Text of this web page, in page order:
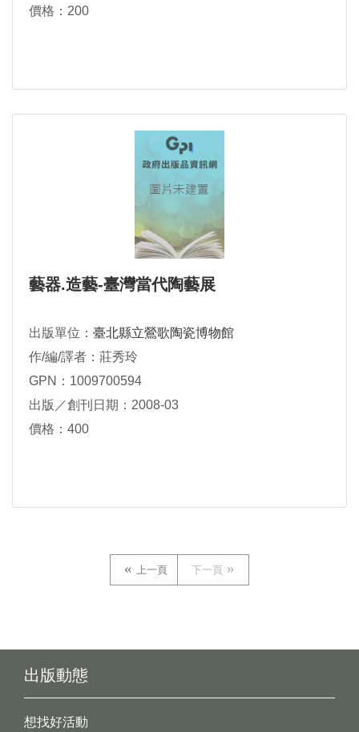
價格：200
藝器.造藝-臺灣當代陶藝展
出版單位： 臺北縣立鶯歌陶瓷博物館
作/編/譯者：莊秀玲
GPN：1009700594
出版／創刊日期：2008-03
價格：400
上一頁 下一頁
出版動態
想找好活動